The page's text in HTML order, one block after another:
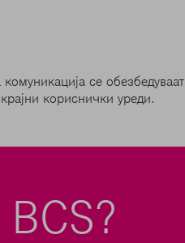
се обезбедуваат
кориснички уреди.